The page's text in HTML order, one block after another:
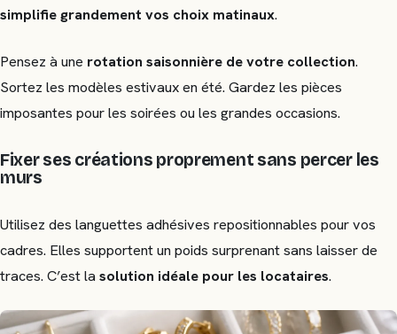
simplifie grandement vos choix matinaux.
Pensez à une rotation saisonnière de votre collection.
Sortez les modèles estivaux en été. Gardez les pièces
imposantes pour les soirées ou les grandes occasions.
Fixer ses créations proprement sans percer les
murs
Utilisez des languettes adhésives repositionnables pour vos
cadres. Elles supportent un poids surprenant sans laisser de
traces. C’est la solution idéale pour les locataires.